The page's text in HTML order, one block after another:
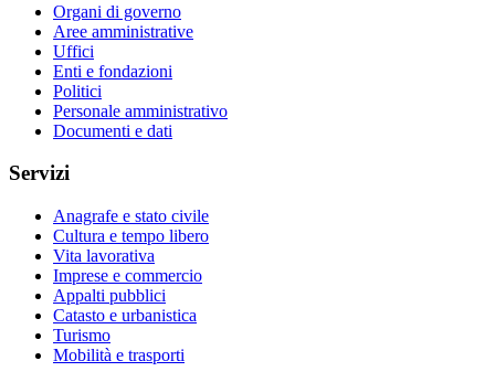
Organi di governo
Aree amministrative
Uffici
Enti e fondazioni
Politici
Personale amministrativo
Documenti e dati
Servizi
Anagrafe e stato civile
Cultura e tempo libero
Vita lavorativa
Imprese e commercio
Appalti pubblici
Catasto e urbanistica
Turismo
Mobilità e trasporti